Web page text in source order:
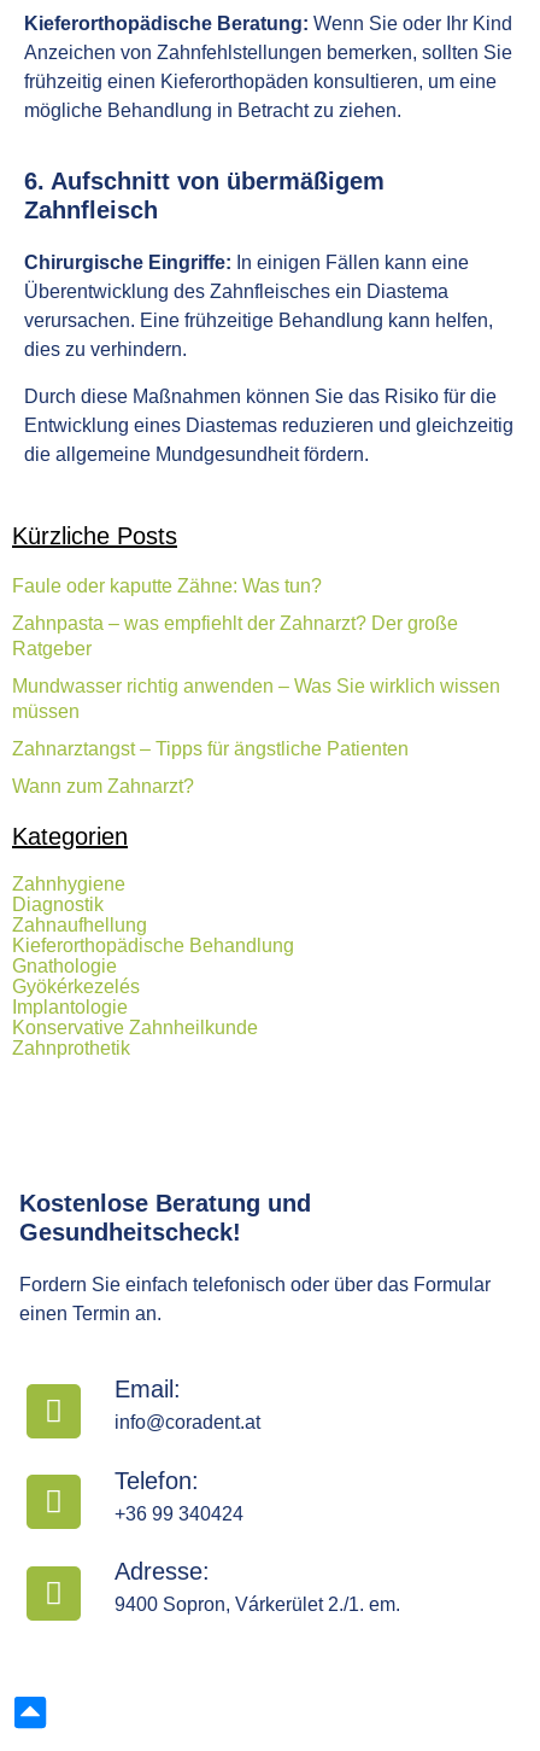
Kieferorthopädische Beratung: Wenn Sie oder Ihr Kind
Anzeichen von Zahnfehlstellungen bemerken, sollten Sie
frühzeitig einen Kieferorthopäden konsultieren, um eine
mögliche Behandlung in Betracht zu ziehen.
6. Aufschnitt von übermäßigem
Zahnfleisch
Chirurgische Eingriffe: In einigen Fällen kann eine
Überentwicklung des Zahnfleisches ein Diastema
verursachen. Eine frühzeitige Behandlung kann helfen,
dies zu verhindern.
Durch diese Maßnahmen können Sie das Risiko für die
Entwicklung eines Diastemas reduzieren und gleichzeitig
die allgemeine Mundgesundheit fördern.
Kürzliche Posts
Faule oder kaputte Zähne: Was tun?
Zahnpasta – was empfiehlt der Zahnarzt? Der große
Ratgeber
Mundwasser richtig anwenden – Was Sie wirklich wissen
müssen
Zahnarztangst – Tipps für ängstliche Patienten
Wann zum Zahnarzt?
Kategorien
Zahnhygiene
Diagnostik
Zahnaufhellung
Kieferorthopädische Behandlung
Gnathologie
Gyökérkezelés
Implantologie
Konservative Zahnheilkunde
Zahnprothetik
Kostenlose Beratung und
Gesundheitscheck!
Fordern Sie einfach telefonisch oder über das Formular
einen Termin an.
Email:
info@coradent.at
Telefon:
+36 99 340424
Adresse:
9400 Sopron, Várkerület 2./1. em.